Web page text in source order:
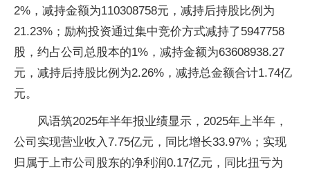
2%，减持金额为110308758元，减持后持股比例为
21.23%；励构投资通过集中竞价方式减持了5947758
股，约占公司总股本的1%，减持金额为63608938.27
元，减持后持股比例为2.26%，减持总金额合计1.74亿
元。
风语筑2025年半年报业绩显示，2025年上半年，
公司实现营业收入7.75亿元，同比增长33.97%；实现
归属于上市公司股东的净利润0.17亿元，同比扭亏为